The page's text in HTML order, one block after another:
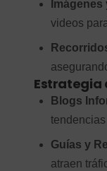
videos
Estrategia
Blogs
Guías y
atraen